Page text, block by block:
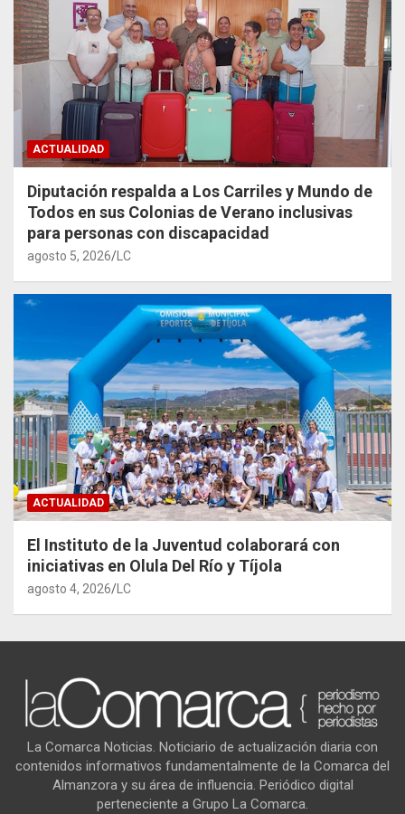
ACTUALIDAD
Diputación respalda a Los Carriles y Mundo de
Todos en sus Colonias de Verano inclusivas
para personas con discapacidad
agosto 5, 2026 LC
ACTUALIDAD
El Instituto de la Juventud colaborará con
iniciativas en Olula Del Río y Tíjola
agosto 4, 2026 LC
La Comarca Noticias. Noticiario de actualización diaria con
contenidos informativos fundamentalmente de la Comarca del
Almanzora y su área de influencia. Periódico digital
perteneciente a Grupo La Comarca.